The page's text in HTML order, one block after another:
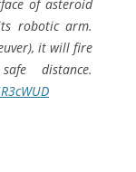
of asteroid
robotic arm.
it will fire
distance.